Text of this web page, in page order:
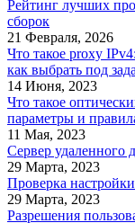
Рейтинг лучших
сборок
21 Февраля, 2026
Что такое proxy
как выбрать под
14 Июня, 2023
Что такое
параметры и
11 Мая, 2023
Сервер удаленного
29 Марта, 2023
Проверка
29 Марта, 2023
Разрешения